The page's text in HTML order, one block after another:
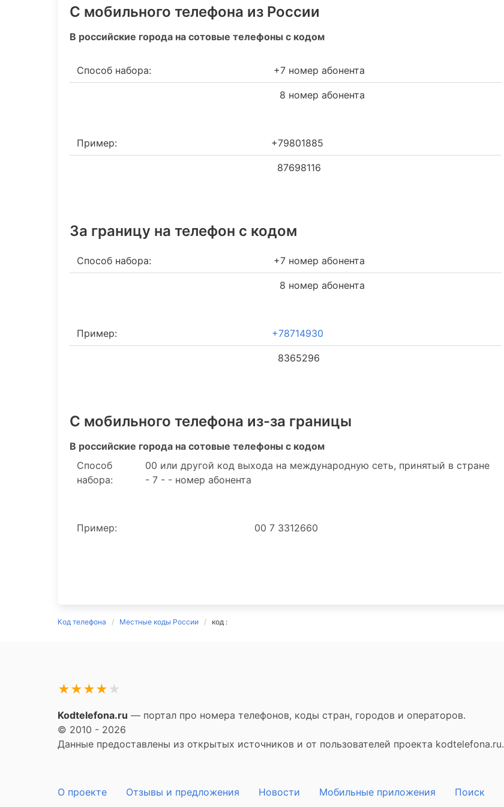
С мобильного телефона из России
В российские города на сотовые телефоны с кодом
Способ набора: +7 номер абонента
8 номер абонента
Пример: +79801885
87698116
За границу на телефон c кодом
Способ набора: +7 номер абонента
8 номер абонента
Пример: +78714930
8365296
С мобильного телефона из-за границы
В российские города на сотовые телефоны с кодом
Способ
набора:
00 или другой код выхода на международную сеть, принятый в стране
- 7 - - номер абонента
Пример: 00 7 3312660
Код телефона Местные коды России код :
★
★
★
★
★
Kodtelefona.ru — портал про номера телефонов, коды стран, городов и операторов.
© 2010 - 2026
Данные предоставлены из открытых источников и от пользователей проекта kodtelefona.ru.
О проекте Отзывы и предложения Новости Мобильные приложения Поиск